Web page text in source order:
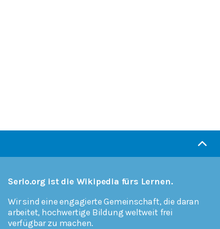
Serlo.org ist die Wikipedia fürs Lernen.
Wir sind eine engagierte Gemeinschaft, die daran
arbeitet, hochwertige Bildung weltweit frei
verfügbar zu machen.